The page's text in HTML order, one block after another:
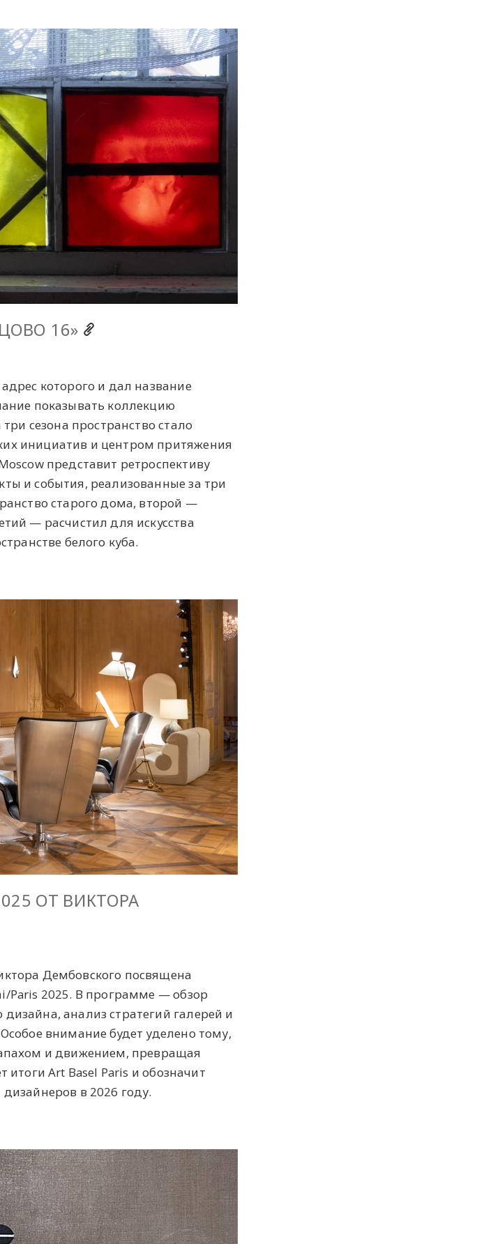
16»
которого и дал название
показывать коллекцию
сезона пространство стало
инициатив и центром притяжения
представит ретроспективу
и события, реализованные за три
старого дома, второй —
— расчистил для искусства
белого куба.
ОТ ВИКТОРА
Дембовского посвящена
Paris 2025. В программе — обзор
анализ стратегий галерей и
внимание будет уделено тому,
и движением, превращая
Art Basel Paris и обозначит
в 2026 году.